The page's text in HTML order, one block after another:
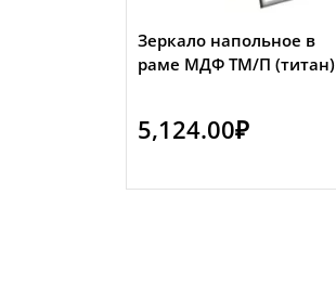
Зеркало напольное в
раме МДФ TМ/П (титан)
5,124.00₽